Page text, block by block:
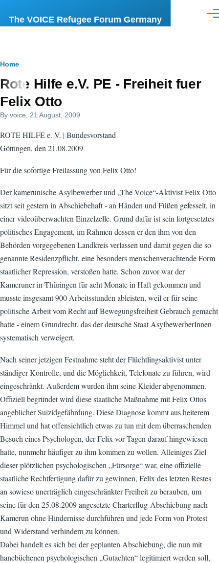
The VOICE Refugee Forum Germany
Breadcrumb
Home
Rote Hilfe e.V. PE - Freiheit fuer
Felix Otto
By voice , 21 August, 2009
ROTE HILFE e. V. | Bundesvorstand
Göttingen, den 21.08.2009
Für die sofortige Freilassung von Felix Otto!
Der kamerunische Asylbewerber und „The Voice“-Aktivist Felix Otto
sitzt seit gestern in Abschiebehaft - an Händen und Füßen gefesselt, in
einer videoüberwachten Einzelzelle. Grund dafür ist sein fortgesetztes
politisches Engagement, im Rahmen dessen er den ihm von den
Behörden vorgegebenen Landkreis verlassen und damit gegen die so
genannte Residenzpflicht, eine besonders menschenverachtende Form
staatlicher Repression, verstoßen hatte. Schon zuvor war der
Kameruner in Thüringen für acht Monate in Haft gekommen und
musste insgesamt 900 Arbeitsstunden ableisten, weil er für seine
politische Arbeit vom Recht auf Bewegungsfreiheit Gebrauch gemacht
hatte - einem Grundrecht, das der deutsche Staat AsylbewerberInnen
systematisch verweigert.
Nach seiner jetzigen Festnahme steht der Flüchtlingsaktivist unter
ständiger Kontrolle, und die Möglichkeit, Telefonate zu führen, wird
eingeschränkt. Außerdem wurden ihm seine Kleider abgenommen.
Offiziell begründet wird diese staatliche Maßnahme mit Felix Ottos
angeblicher Suizidgefährdung. Diese Diagnose kommt aus heiterem
Himmel und hat offensichtlich etwas zu tun mit dem überraschenden
Besuch eines Psychologen, der Felix vor Tagen darauf hingewiesen
hatte, nunmehr häufiger zu ihm kommen zu wollen. Alleiniges Ziel
dieser plötzlichen psychologischen „Fürsorge“ war, eine offizielle
staatliche Rechtfertigung dafür zu gewinnen, Felix des letzten Restes
an sowieso unerträglich eingeschränkter Freiheit zu berauben, um
seine für den 25.08.2009 angesetzte Charterflug-Abschiebung nach
Kamerun ohne Hindernisse durchführen und jede Form von Protest
und Widerstand verhindern zu können.
Dabei handelt es sich bei der geplanten Abschiebung, die nun mit
hanebüchenen psychologischen „Gutachten“ legitimiert werden soll,